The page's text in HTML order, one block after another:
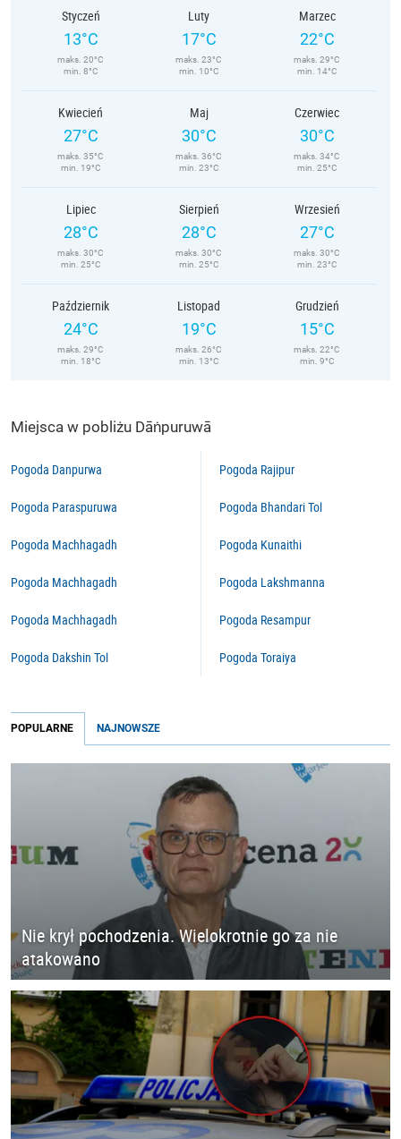
Styczeń
13°C
maks. 20°C
min. 8°C
Luty
17°C
maks. 23°C
min. 10°C
Marzec
22°C
maks. 29°C
min. 14°C
Kwiecień
27°C
maks. 35°C
min. 19°C
Maj
30°C
maks. 36°C
min. 23°C
Czerwiec
30°C
maks. 34°C
min. 25°C
Lipiec
28°C
maks. 30°C
min. 25°C
Sierpień
28°C
maks. 30°C
min. 25°C
Wrzesień
27°C
maks. 30°C
min. 23°C
Październik
24°C
maks. 29°C
min. 18°C
Listopad
19°C
maks. 26°C
min. 13°C
Grudzień
15°C
maks. 22°C
min. 9°C
Miejsca w pobliżu Dāṅpuruwā
Pogoda Danpurwa
Pogoda Paraspuruwa
Pogoda Machhagadh
Pogoda Machhagadh
Pogoda Machhagadh
Pogoda Dakshin Tol
Pogoda Rajipur
Pogoda Bhandari Tol
Pogoda Kunaithi
Pogoda Lakshmanna
Pogoda Resampur
Pogoda Toraiya
POPULARNE NAJNOWSZE
Nie krył pochodzenia. Wielokrotnie go za nie
atakowano